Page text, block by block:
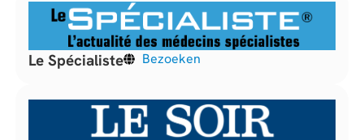
Le Spécialiste Bezoeken